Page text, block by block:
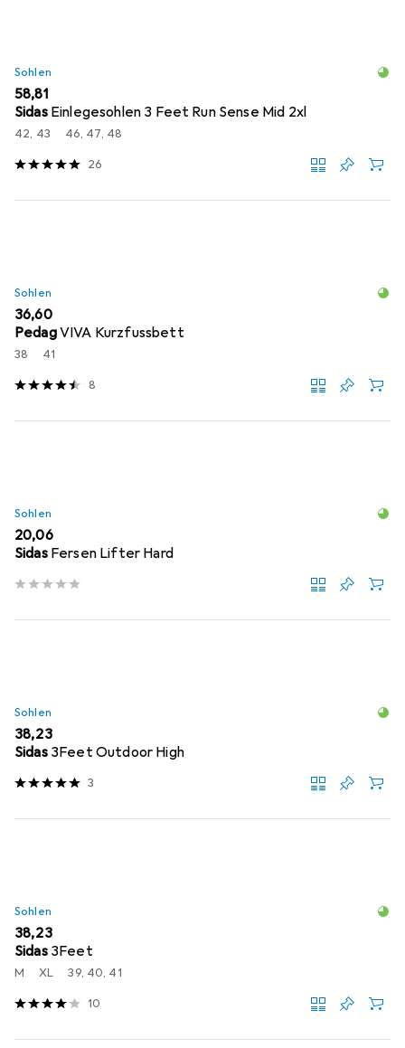
Sohlen
EUR
58,81
Sidas Einlegesohlen 3 Feet Run Sense Mid 2xl
42, 43 46, 47, 48
26
Sohlen
EUR
36,60
PedagVIVA Kurzfussbett
38 41
8
Sohlen
EUR
20,06
Sidas Fersen Lifter Hard
Sohlen
EUR
38,23
Sidas 3Feet Outdoor High
3
Sohlen
EUR
38,23
Sidas 3Feet
M XL 39, 40, 41
10